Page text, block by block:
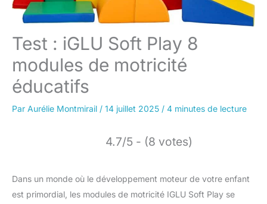
Test : iGLU Soft Play 8
modules de motricité
éducatifs
Par Aurélie Montmirail / 14 juillet 2025 / 4 minutes de lecture
4.7/5 - (8 votes)
Dans un monde où le développement moteur de votre enfant
est primordial, les modules de motricité IGLU Soft Play se